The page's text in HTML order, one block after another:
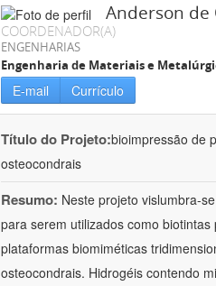
Anderson de
COORDENADOR(A)
ENGENHARIAS
Engenharia de Materiais e
E-mail Currículo
Título do Projeto:bioimpressão de
osteocondrais
Resumo: Neste projeto vislumbra-
para serem utilizados como
plataformas biomiméticas
osteocondrais. Hidrogéis contendo